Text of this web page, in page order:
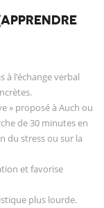
à l’échange verbal
» proposé à Auch ou
de 30 minutes en
du stress ou sur la
et favorise
plus lourde.